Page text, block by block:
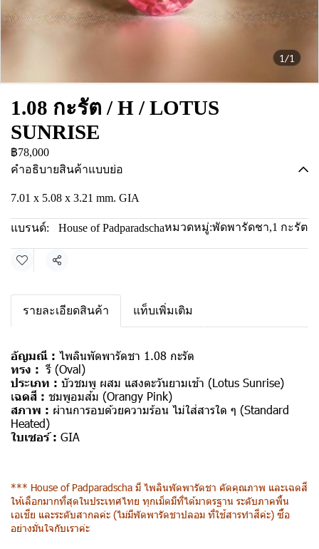
1/1
1.08 กะรัต / H / LOTUS
SUNRISE
฿78,000
คำอธิบายสินค้าแบบย่อ
7.01 x 5.08 x 3.21 mm. GIA
แบรนด์: House of Padparadschaหมวดหมู่:พัดพารัดชา,1 กะรัต
แชร์
รายละเอียดสินค้า แท็บเพิ่มเติม
อัญมณี : ไพลินพัดพารัดชา 1.08 กะรัต
ทรง : รี (Oval)
ประเภท : บัวชมพู ผสม แสงตะวันยามเช้า (Lotus Sunrise)
เฉดสี : ชมพูอมส้ม (Orangy Pink)
สภาพ : ผ่านการอบด้วยความร้อน ไม่ใส่สารใด ๆ (Standard
Heated)
ใบเซอร์ : GIA
*** House of Padparadscha มี ไพลินพัดพารัดชา คัดคุณภาพ และเฉดสี
ให้เลือกมากที่สุดในประเทศไทย ทุกเม็ดมีที่ได้มาตรฐาน ระดับภาคพื้น
เอเชีย และระดับสากลค่ะ (ไม่มีพัดพารัดชาปลอม ที่ใช้สารทำสีค่ะ) ซื้อ
อย่างมั่นใจกับเราค่ะ